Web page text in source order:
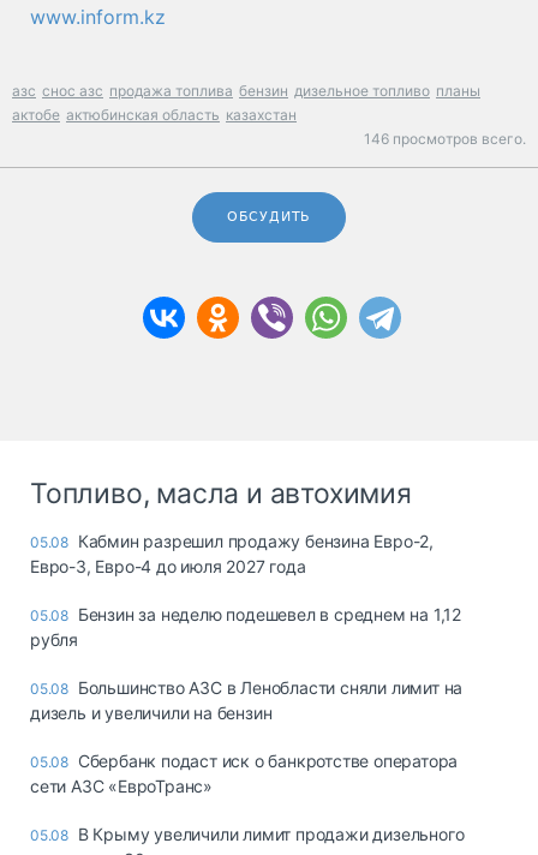
www.inform.kz
азс снос азс продажа топлива бензин дизельное топливо планы
актобе актюбинская область казахстан
146 просмотров всего.
ОБСУДИТЬ
Топливо, масла и автохимия
05.08 Кабмин разрешил продажу бензина Евро-2,
Евро-3, Евро-4 до июля 2027 года
05.08 Бензин за неделю подешевел в среднем на 1,12
рубля
05.08 Большинство АЗС в Ленобласти сняли лимит на
дизель и увеличили на бензин
05.08 Сбербанк подаст иск о банкротстве оператора
сети АЗС «ЕвроТранс»
05.08 В Крыму увеличили лимит продажи дизельного